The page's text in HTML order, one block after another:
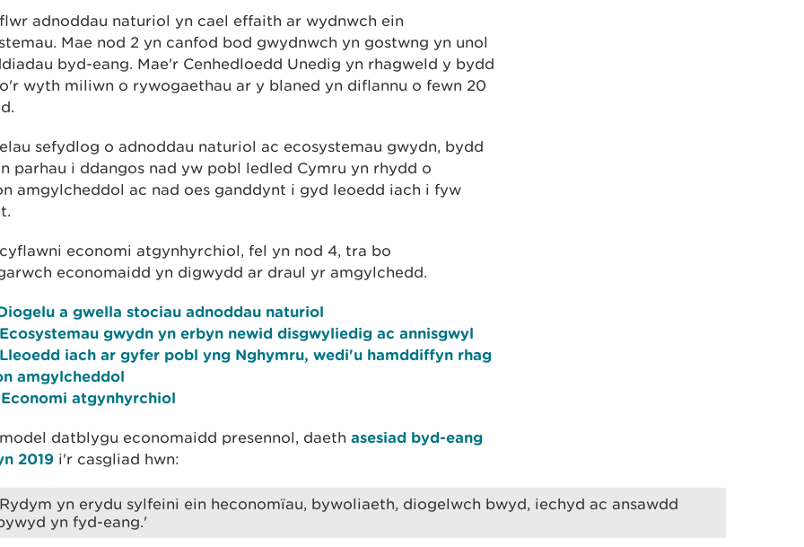
adnoddau naturiol yn cael effaith ar wydnwch ein
Mae nod 2 yn canfod bod gwydnwch yn gostwng yn unol
byd-eang. Mae'r Cenhedloedd Unedig yn rhagweld y bydd
wyth miliwn o rywogaethau ar y blaned yn diflannu o fewn 20
sefydlog o adnoddau naturiol ac ecosystemau gwydn, bydd
parhau i ddangos nad yw pobl ledled Cymru yn rhydd o
amgylcheddol ac nad oes ganddynt i gyd leoedd iach i fyw
economi atgynhyrchiol, fel yn nod 4, tra bo
economaidd yn digwydd ar draul yr amgylchedd.
a gwella stociau adnoddau naturiol
gwydn yn erbyn newid disgwyliedig ac annisgwyl
iach ar gyfer pobl yng Nghymru, wedi'u hamddiffyn rhag
amgylcheddol
atgynhyrchiol
datblygu economaidd presennol, daeth asesiad byd-eang
2019 i'r casgliad hwn:
yn erydu sylfeini ein heconomïau, bywoliaeth, diogelwch bwyd, iechyd ac ansawdd
yn fyd-eang.'